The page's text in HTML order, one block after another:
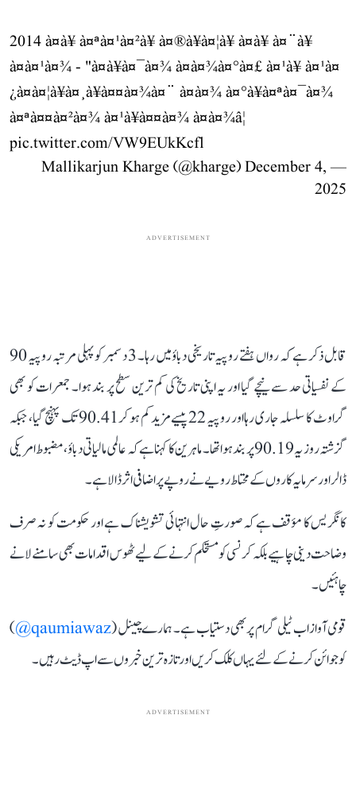
2014 à¤à¥ à¤ªà¤¹à¤²à¥ à¤®à¥à¤¦à¥ à¤à¥ à¤¨à¥
à¤à¤¹à¤¾ - "à¤à¥à¤¯à¤¾ à¤à¤¾à¤°à¤£ à¤¹à¥ à¤¹à¤
¿à¤à¤¦à¥à¤¸à¥à¤¤à¤¾à¤¨ à¤à¤¾ à¤°à¥à¤ªà¤¯à¤¾
à¤ªà¤¤à¤²à¤¾ à¤¹à¥à¤¤à¤¾ à¤à¤¾â¦
pic.twitter.com/VW9EUkKcfl
— Mallikarjun Kharge (@kharge)
December 4,
2025
ADVERTISEMENT
قابل ذکر ہے کہ رواں ہفتے روپیہ تاریخی دباؤ میں رہا۔ 3 دسمبر کو پہلی مرتبہ روپیہ 90
کے نفسیاتی حد سے نیچے گیا اور یہ اپنی تاریخ کی کم ترین سطح پر بند ہوا۔ جمعرات کو بھی
گراوٹ کا سلسلہ جاری رہا اور روپیہ 22 پیسے مزید کم ہو کر 90.41 تک پہنچ گیا، جبکہ
گزشتہ روز یہ 90.19 پر بند ہوا تھا۔ ماہرین کا کہنا ہے کہ عالمی مالیاتی دباؤ، مضبوط امریکی
ڈالر اور سرمایہ کاروں کے محتاط رویے نے روپے پر اضافی اثر ڈالا ہے۔
کانگریس کا مؤقف ہے کہ صورتِ حال انتہائی تشویشناک ہے اور حکومت کو نہ صرف
وضاحت دینی چاہیے بلکہ کرنسی کو مستحکم کرنے کے لیے ٹھوس اقدامات بھی سامنے لانے
چاہئیں۔
قومی آواز اب ٹیلی گرام پر بھی دستیاب ہے۔ ہمارے چینل (qaumiawaz@
)
کو جوائن کرنے کے لئے یہاں کلک کریں اور تازہ ترین خبروں سے اپ ڈیٹ رہیں۔
ADVERTISEMENT